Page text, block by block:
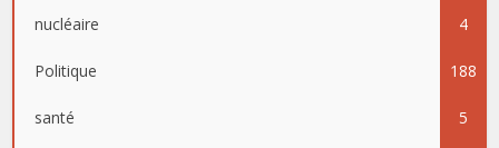
nucléaire 4
Politique 188
santé 5